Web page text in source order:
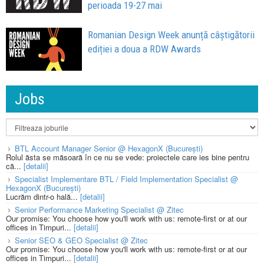
perioada 19-27 mai
Romanian Design Week anunță câștigătorii
ediției a doua a RDW Awards
Jobs
BTL Account Manager Senior @ HexagonX (București)
Rolul ăsta se măsoară în ce nu se vede: proiectele care ies bine pentru
că... [detalii]
Specialist Implementare BTL / Field Implementation Specialist @
HexagonX (București)
Lucrăm dintr-o hală...[detalii]
Senior Performance Marketing Specialist @ Zitec
Our promise: You choose how you'll work with us: remote-first or at our
offices in Timpuri... [detalii]
Senior SEO & GEO Specialist @ Zitec
Our promise: You choose how you'll work with us: remote-first or at our
offices in Timpuri... [detalii]